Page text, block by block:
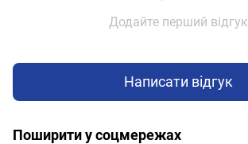
Додайте перший відгук
Написати відгук
Поширити у соцмережах